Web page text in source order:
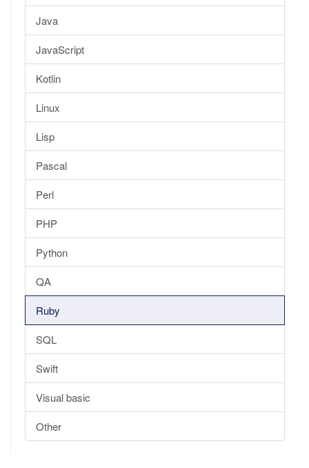
Java
JavaScript
Kotlin
Linux
Lisp
Pascal
Perl
PHP
Python
QA
Ruby
SQL
Swift
Visual basic
Other